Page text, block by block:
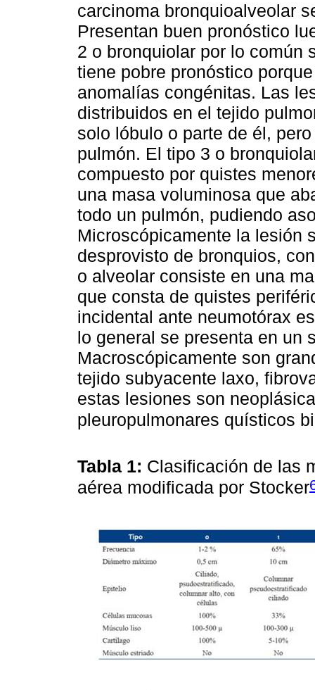
carcinoma bronquioalveolar
Presentan buen pronóstico
2 o bronquiolar por lo común
tiene pobre pronóstico
anomalías congénitas. Las
distribuidos en el tejido
solo lóbulo o parte de él,
pulmón. El tipo 3 o
compuesto por quistes
una masa voluminosa que
todo un pulmón, pudiendo
Microscópicamente la lesión
desprovisto de bronquios,
o alveolar consiste en una
que consta de quistes
incidental ante neumotórax
lo general se presenta en un
Macroscópicamente son
tejido subyacente laxo,
estas lesiones son
pleuropulmonares quísticos
Tabla 1: Clasificación de las
aérea modificada por Stocker